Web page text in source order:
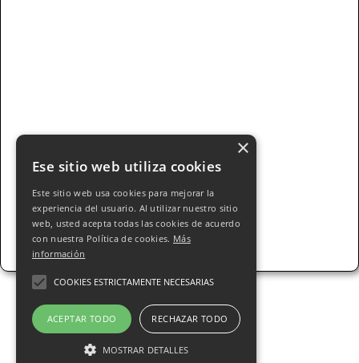
© 2025 Pastelería ALEJOS s.l.. Todos los
derechos Reservados - Todos nuestros precios
×
Ese sitio web utiliza cookies
Este sitio web usa cookies para mejorar la
experiencia del usuario. Al utilizar nuestro sitio
web, usted acepta todas las cookies de acuerdo
con nuestra Política de cookies. Más
información
COOKIES ESTRICTAMENTE NECESARIAS
ACEPTAR TODO RECHAZAR TODO
MOSTRAR DETALLES